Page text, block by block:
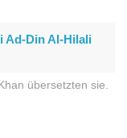
Ad-Din Al-Hilali
übersetzten sie.